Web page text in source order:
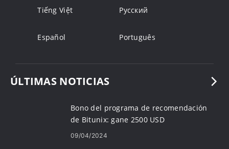
Tiếng Việt Русский
Español Português
ÚLTIMAS NOTICIAS
Bono del programa de recomendación
de Bitunix: gane 2500 USD
09/04/2024